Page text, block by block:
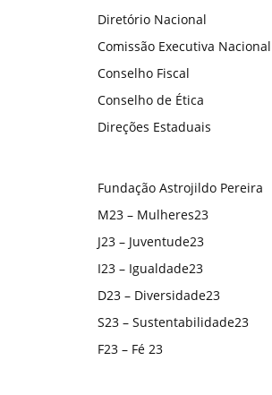
Diretório Nacional
Comissão Executiva Nacional
Conselho Fiscal
Conselho de Ética
Direções Estaduais
Fundação Astrojildo Pereira
M23 – Mulheres23
J23 – Juventude23
I23 – Igualdade23
D23 – Diversidade23
S23 – Sustentabilidade23
F23 – Fé 23